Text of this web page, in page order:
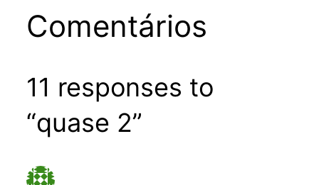
Comentários
11 responses to
“quase 2”